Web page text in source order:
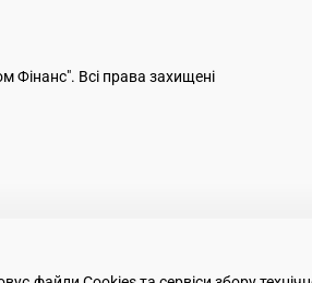
Фінанс". Всі права захищені